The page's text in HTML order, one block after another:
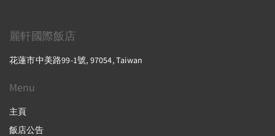
麗軒國際飯店
花蓮市中美路99-1號, 97054, Taiwan
Menu
主頁
飯店公告